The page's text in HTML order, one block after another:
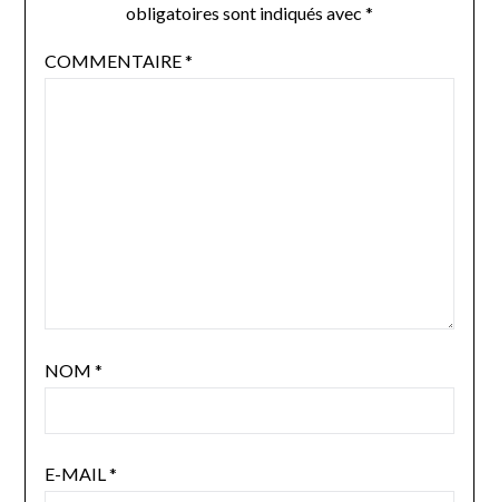
obligatoires sont indiqués avec *
COMMENTAIRE*
NOM *
E-MAIL*